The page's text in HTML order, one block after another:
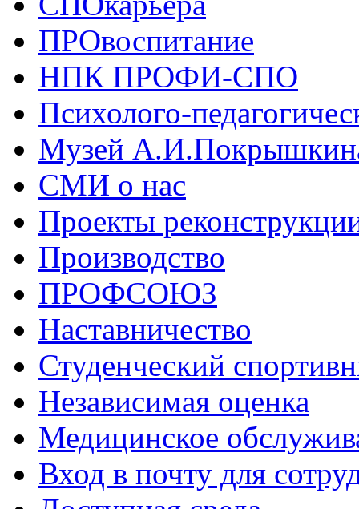
ПРОвоспитание
НПК ПРОФИ-СПО
Психолого-
Музей
СМИ о нас
Проекты
Производство
ПРОФСОЮЗ
Наставничество
Студенческий
Независимая оценка
Медицинское
Вход в почту для